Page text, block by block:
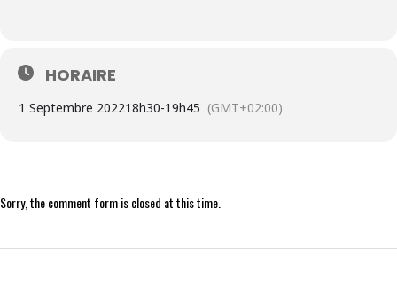
HORAIRE
1 Septembre 202218h30-19h45 (GMT+02:00)
Sorry, the comment form is closed at this time.